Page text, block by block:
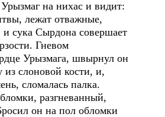
на нихас и видит:
лежат отважные,
сука Сырдона совершает
Гневом
Урызмага, швырнул он
из слоновой кости, и,
сломалась палка.
разгневанный,
он на пол обломки